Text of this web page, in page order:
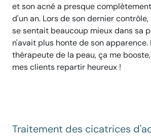
et son acné a presque
d'un an. Lors de son dernier
se sentait beaucoup mieux dans sa
n'avait plus honte de son apparence.
thérapeute de la peau, ça me
mes clients repartir heureux !
Traitement des cicatrices